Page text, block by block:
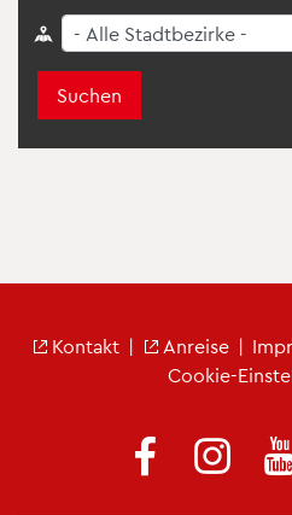
Suchen
Fu­ß­zei­len­me­nü Kon­takt | An­rei­se |
Coo­kie-